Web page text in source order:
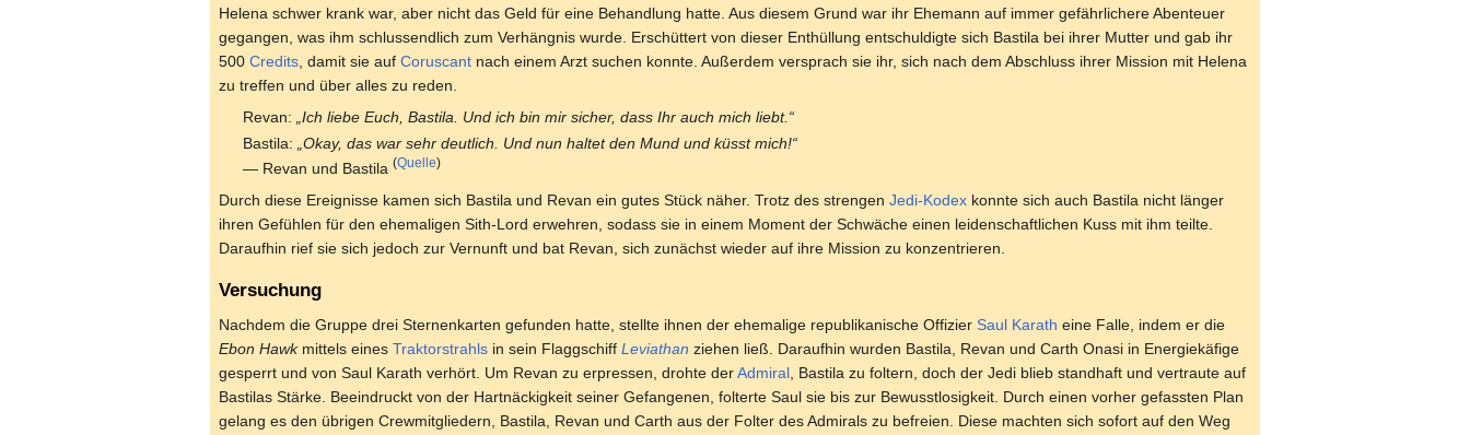
Helena schwer krank war, aber nicht das Geld für eine Behandlung hatte. Aus diesem Grund war ihr Ehemann auf immer gefährlichere Abenteuer
gegangen, was ihm schlussendlich zum Verhängnis wurde. Erschüttert von dieser Enthüllung entschuldigte sich Bastila bei ihrer Mutter und gab ihr
500 Credits , damit sie auf Coruscant nach einem Arzt suchen konnte. Außerdem versprach sie ihr, sich nach dem Abschluss ihrer Mission mit Helena
zu treffen und über alles zu reden.
Revan:
„Ich liebe Euch, Bastila. Und ich bin mir sicher, dass Ihr auch mich liebt.“
Bastila:
„Okay, das war sehr deutlich. Und nun haltet den Mund und küsst mich!“
— Revan und Bastila(Quelle)
Durch diese Ereignisse kamen sich Bastila und Revan ein gutes Stück näher. Trotz des strengen Jedi-Kodex konnte sich auch Bastila nicht länger
ihren Gefühlen für den ehemaligen Sith-Lord erwehren, sodass sie in einem Moment der Schwäche einen leidenschaftlichen Kuss mit ihm teilte.
Daraufhin rief sie sich jedoch zur Vernunft und bat Revan, sich zunächst wieder auf ihre Mission zu konzentrieren.
Versuchung
Nachdem die Gruppe drei Sternenkarten gefunden hatte, stellte ihnen der ehemalige republikanische Offizier Saul Karath eine Falle, indem er die
Ebon Hawkmittels eines Traktorstrahls in sein Flaggschiff Leviathan ziehen ließ. Daraufhin wurden Bastila, Revan und Carth Onasi in Energiekäfige
gesperrt und von Saul Karath verhört. Um Revan zu erpressen, drohte derAdmiral, Bastila zu foltern, doch der Jedi blieb standhaft und vertraute auf
Bastilas Stärke. Beeindruckt von der Hartnäckigkeit seiner Gefangenen, folterte Saul sie bis zur Bewusstlosigkeit. Durch einen vorher gefassten Plan
gelang es den übrigen Crewmitgliedern, Bastila, Revan und Carth aus der Folter des Admirals zu befreien. Diese machten sich sofort auf den Weg